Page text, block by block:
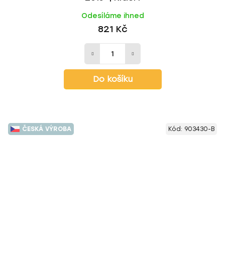
Odesíláme ihned
821 Kč
Do košíku
ČESKÁ VÝROBA Kód: 903430-B